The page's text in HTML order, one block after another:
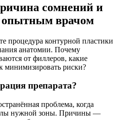
сомнений и
опытным врачом
процедура контурной пластики
анатомии. Почему
от филлеров, какие
минимизировать риски?
препарата?
проблема, когда
нужной зоны. Причины —